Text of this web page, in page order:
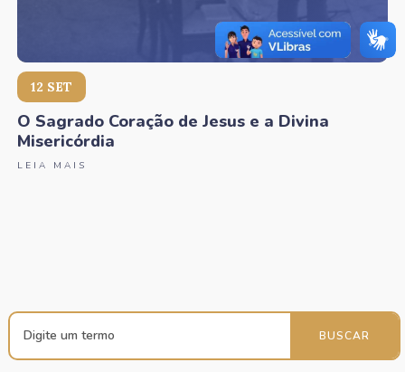
12 SET
O Sagrado Coração de Jesus e a Divina
Misericórdia
LEIA MAIS